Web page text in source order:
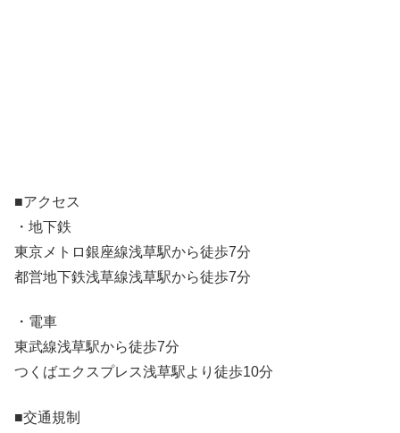
■アクセス
・地下鉄
東京メトロ銀座線浅草駅から徒歩7分
都営地下鉄浅草線浅草駅から徒歩7分
・電車
東武線浅草駅から徒歩7分
つくばエクスプレス浅草駅より徒歩10分
■交通規制